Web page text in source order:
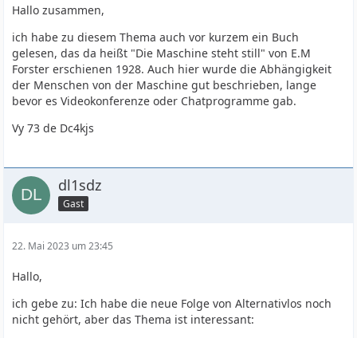
Hallo zusammen,
ich habe zu diesem Thema auch vor kurzem ein Buch
gelesen, das da heißt "Die Maschine steht still" von E.M
Forster erschienen 1928. Auch hier wurde die Abhängigkeit
der Menschen von der Maschine gut beschrieben, lange
bevor es Videokonferenze oder Chatprogramme gab.
Vy 73 de Dc4kjs
dl1sdz
Gast
22. Mai 2023 um 23:45
Hallo,
ich gebe zu: Ich habe die neue Folge von Alternativlos noch
nicht gehört, aber das Thema ist interessant: